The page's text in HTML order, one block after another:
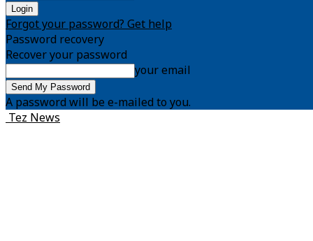
Forgot your password? Get help
Password recovery
Recover your password
your email
A password will be e-mailed to you.
Tez News